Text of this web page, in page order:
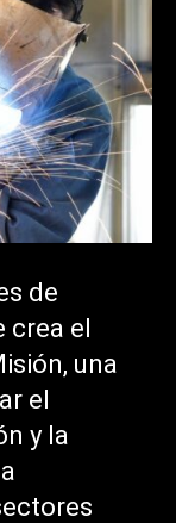
de
crea el
una
el
y la